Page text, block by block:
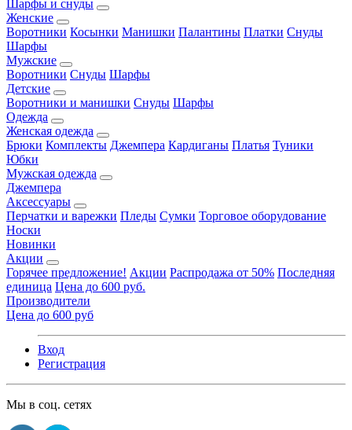
Шарфы и снуды
Женские
Воротники Косынки Манишки Палантины Платки Снуды
Шарфы
Мужские
Воротники Снуды Шарфы
Детские
Воротники и манишки Снуды Шарфы
Одежда
Женская одежда
Брюки Комплекты Джемпера Кардиганы Платья Туники
Юбки
Мужская одежда
Джемпера
Аксессуары
Перчатки и варежки Пледы Сумки Торговое оборудование
Носки
Новинки
Акции
Горячее предложение! Акции Распродажа от 50% Последняя
единица Цена до 600 руб.
Производители
Цена до 600 руб
Вход
Регистрация
Мы в соц. сетях